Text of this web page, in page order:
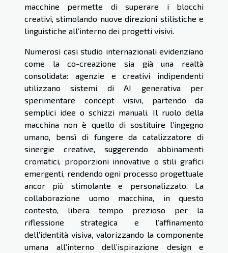
macchine permette di superare i blocchi
creativi, stimolando nuove direzioni stilistiche e
linguistiche all’interno dei progetti visivi.
Numerosi casi studio internazionali evidenziano
come la co-creazione sia già una realtà
consolidata: agenzie e creativi indipendenti
utilizzano sistemi di AI generativa per
sperimentare concept visivi, partendo da
semplici idee o schizzi manuali. Il ruolo della
macchina non è quello di sostituire l’ingegno
umano, bensì di fungere da catalizzatore di
sinergie creative, suggerendo abbinamenti
cromatici, proporzioni innovative o stili grafici
emergenti, rendendo ogni processo progettuale
ancor più stimolante e personalizzato. La
collaborazione uomo macchina, in questo
contesto, libera tempo prezioso per la
riflessione strategica e l’affinamento
dell’identità visiva, valorizzando la componente
umana all’interno dell’ispirazione design e